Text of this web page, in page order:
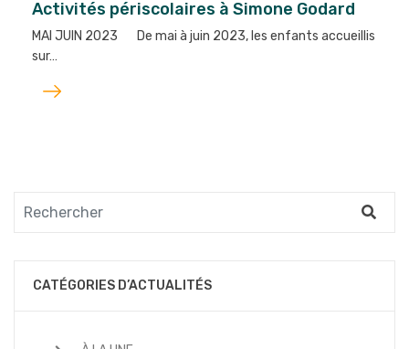
Activités périscolaires à Simone Godard
MAI JUIN 2023 De mai à juin 2023, les enfants accueillis
sur…
Lire
CATÉGORIES D’ACTUALITÉS